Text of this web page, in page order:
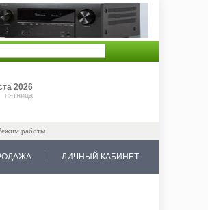
2026
пятница
работы
ЛИЧНЫЙ КАБИНЕТ